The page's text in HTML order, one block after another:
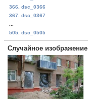
366. dsc_0366
367. dsc_0367
505. dsc_0505
Случайное изображение